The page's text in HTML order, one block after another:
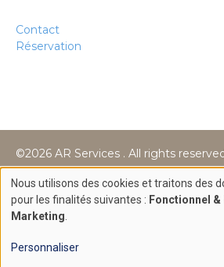
Contact
Réservation
©2026 AR Services . All rights
Création site internet par
Use
of
personal
Nous utilisons des cookies et traitons des
pour les finalités suivantes : Fonctionnel
Marketing
Personnaliser